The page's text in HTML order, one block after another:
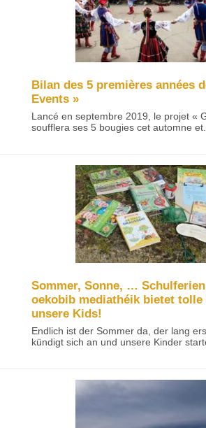
Bilan des 5 premières années
Events »
Lancé en septembre 2019, le projet «
soufflera ses 5 bougies cet automne et...
Sommer, Sonne, …
oekobib mediathéik bietet tolle
unsere Kids!
Endlich ist der Sommer da, der lang
kündigt sich an und unsere Kinder